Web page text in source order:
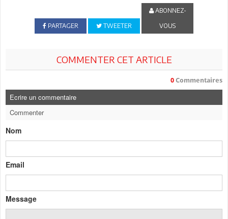
PARTAGER TWEETER
ABONNEZ-
VOUS
COMMENTER CET ARTICLE
0 Commentaires
Ecrire un commentaire
Commenter
Nom
Email
Message